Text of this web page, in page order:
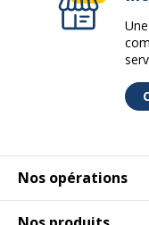
Nos opérations